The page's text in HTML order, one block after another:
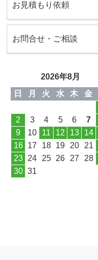
お見積もり依頼
お問合せ・ご相談
2026年8月
日
月 火 水 木 金
2
3 4 5 6 7
9
10 11 12 13 14
16 17 18 19 20 21
23 24 25 26 27 28
30 31